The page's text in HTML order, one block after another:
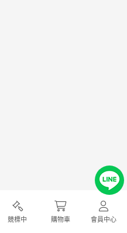
競標中 購物車 會員中心